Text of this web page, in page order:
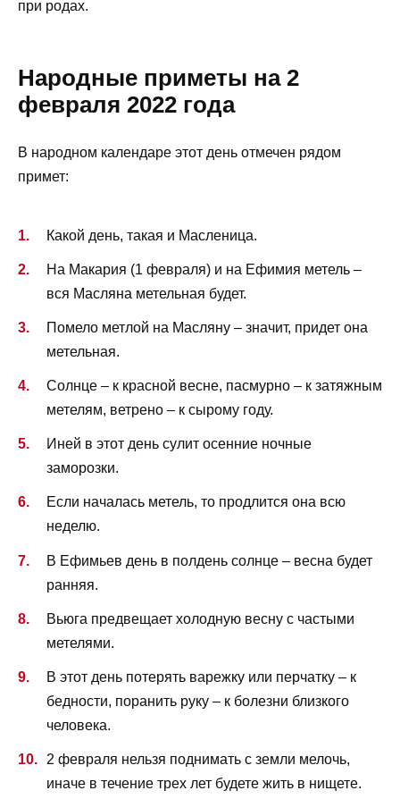
при родах.
Народные приметы на 2
февраля 2022 года
В народном календаре этот день отмечен рядом
примет:
Какой день, такая и Масленица.
На Макария (1 февраля) и на Ефимия метель –
вся Масляна метельная будет.
Помело метлой на Масляну – значит, придет она
метельная.
Солнце – к красной весне, пасмурно – к затяжным
метелям, ветрено – к сырому году.
Иней в этот день сулит осенние ночные
заморозки.
Если началась метель, то продлится она всю
неделю.
В Ефимьев день в полдень солнце – весна будет
ранняя.
Вьюга предвещает холодную весну с частыми
метелями.
В этот день потерять варежку или перчатку – к
бедности, поранить руку – к болезни близкого
человека.
2 февраля нельзя поднимать с земли мелочь,
иначе в течение трех лет будете жить в нищете.